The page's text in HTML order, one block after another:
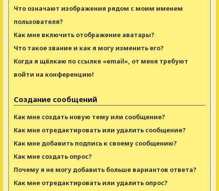
Что означают изображения рядом с моим именем
пользователя?
Как мне включить отображение аватары?
Что такое звание и как я могу изменить его?
Когда я щёлкаю по ссылке «email», от меня требуют
войти на конференцию!
Создание сообщений
Как мне создать новую тему или сообщение?
Как мне отредактировать или удалить сообщение?
Как мне добавить подпись к своему сообщению?
Как мне создать опрос?
Почему я не могу добавить больше вариантов ответа?
Как мне отредактировать или удалить опрос?